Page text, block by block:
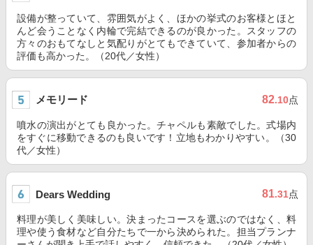
設備が整っていて、雰囲気がよく、ほかの挙式のお客様とほと
んど会うことなく内輪で完結できるのが良かった。スタッフの
方々のおもてなしと気配りがとてもできていて、参加者からの
評価も高かった。（20代／女性）
メモリード 82.10点
噴水の演出がとても良かった。チャペルも素敵でした。式場内
をすぐに移動できるのも良いです！立地もわかりやすい。（30
代／女性）
Dears Wedding 81.31点
料理が美しく美味しい。決まったコースを選ぶのではなく、料
理や使う食材など自分たちで一から決められた。担当プランナ